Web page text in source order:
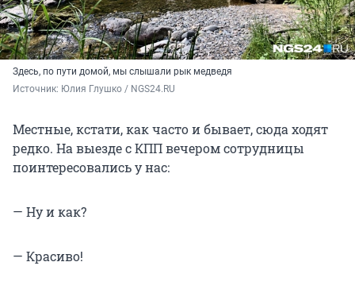
Здесь, по пути домой, мы слышали рык медведя
Источник: Юлия Глушко / NGS24.RU
Местные, кстати, как часто и бывает, сюда ходят
редко. На выезде с КПП вечером сотрудницы
поинтересовались у нас:
— Ну и как?
— Красиво!